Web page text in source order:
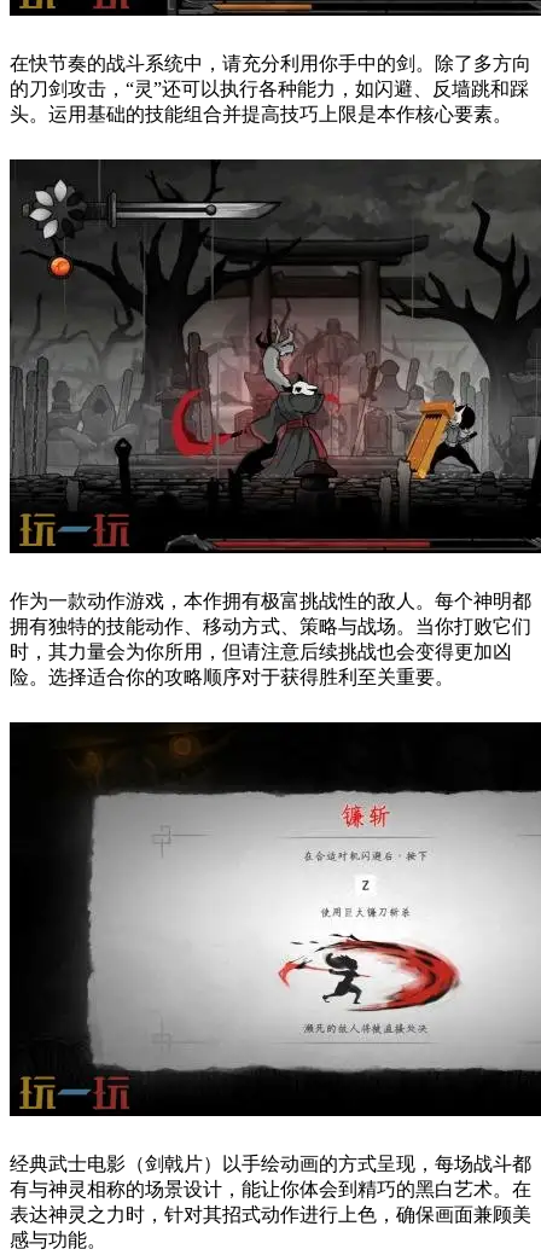
在快节奏的战斗系统中，请充分利用你手中的剑。除了多方向
的刀剑攻击，“灵”还可以执行各种能力，如闪避、反墙跳和踩
头。运用基础的技能组合并提高技巧上限是本作核心要素。
作为一款动作游戏，本作拥有极富挑战性的敌人。每个神明都
拥有独特的技能动作、移动方式、策略与战场。当你打败它们
时，其力量会为你所用，但请注意后续挑战也会变得更加凶
险。选择适合你的攻略顺序对于获得胜利至关重要。
经典武士电影（剑戟片）以手绘动画的方式呈现，每场战斗都
有与神灵相称的场景设计，能让你体会到精巧的黑白艺术。在
表达神灵之力时，针对其招式动作进行上色，确保画面兼顾美
感与功能。